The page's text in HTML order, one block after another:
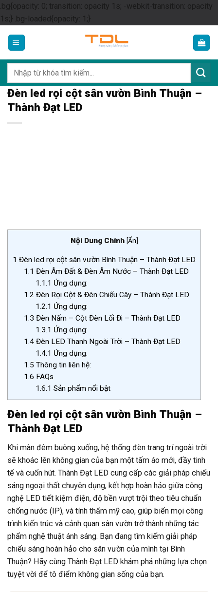
.bg{opacity: 0; transition: opacity 1s; -webkit-transition: opacity
1s;} .bg-loaded{opacity: 1;}Skip
content
kiếm:
Đèn led rọi cột sân vườn Bình Thuận –
Thành Đạt LED
Nội Dung Chính [Ẩn]
1 Đèn led rọi cột sân vườn Bình Thuận – Thành Đạt LED
1.1 Đèn Âm Đất & Đèn Âm Nước – Thành Đạt LED
1.1.1 Ứng dụng:
1.2 Đèn Rọi Cột & Đèn Chiếu Cây – Thành Đạt LED
1.2.1 Ứng dụng:
1.3 Đèn Nấm – Cột Đèn Lối Đi – Thành Đạt LED
1.3.1 Ứng dụng:
1.4 Đèn LED Thanh Ngoài Trời – Thành Đạt LED
1.4.1 Ứng dụng:
1.5 Thông tin liên hệ:
1.6 FAQs
1.6.1 Sản phẩm nổi bật
Đèn led rọi cột sân vườn Bình Thuận –
Thành Đạt LED
Khi màn đêm buông xuống, hệ thống đèn trang trí ngoài trời
sẽ khoác lên không gian của bạn một tấm áo mới, đầy tinh
tế và cuốn hút. Thành Đạt LED cung cấp các giải pháp chiếu
sáng ngoại thất chuyên dụng, kết hợp hoàn hảo giữa công
nghệ LED tiết kiệm điện, độ bền vượt trội theo tiêu chuẩn
chống nước (IP), và tính thẩm mỹ cao, giúp biến mọi công
trình kiến trúc và cảnh quan sân vườn trở thành những tác
phẩm nghệ thuật ánh sáng. Bạn đang tìm kiếm giải pháp
chiếu sáng hoàn hảo cho sân vườn của mình tại Bình
Thuận? Hãy cùng Thành Đạt LED khám phá những lựa chọn
tuyệt vời để tô điểm không gian sống của bạn.